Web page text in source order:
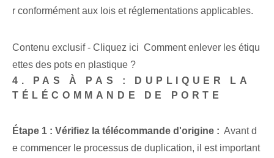
r conformément aux lois et réglementations applicables.
Contenu exclusif - Cliquez ici Comment enlever les étiqu
ettes des pots en plastique ?
4. PAS À PAS : DUPLIQUER LA
TÉLÉCOMMANDE DE PORTE
Étape 1 : Vérifiez la télécommande d'origine : ⁣ Avant d
e commencer le processus de duplication, il est ‌important